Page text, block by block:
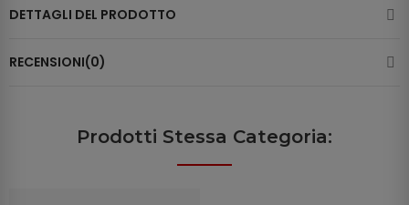
DETTAGLI DEL PRODOTTO
RECENSIONI(0)
Prodotti Stessa Categoria: